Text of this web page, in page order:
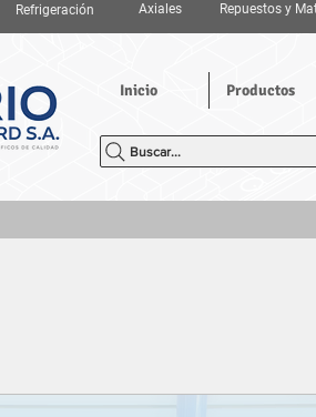
Refrigeración Axiales Repuestos y
Inicio Productos
Buscar...